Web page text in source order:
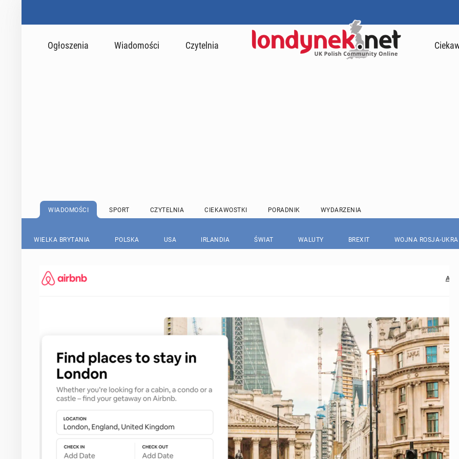
Ogłoszenia Wiadomości Czytelnia
WIADOMOŚCI SPORT CZYTELNIA CIEKAWOSTKI PORADNIK WYDARZENIA
WIELKA BRYTANIA POLSKA USA IRLANDIA ŚWIAT WALUTY BREXIT WOJNA ROSJA-